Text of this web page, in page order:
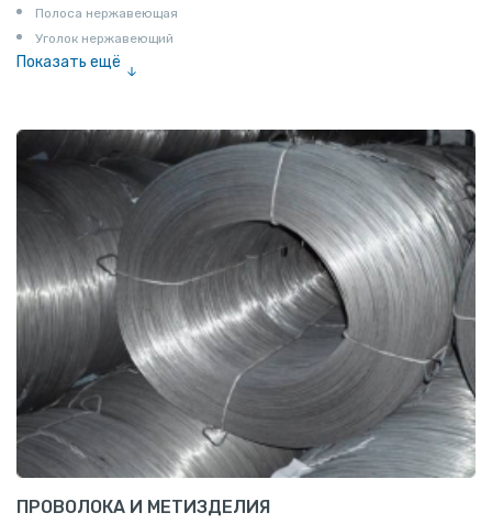
Полоса нержавеющая
Уголок нержавеющий
Показать ещё
ПРОВОЛОКА И МЕТИЗДЕЛИЯ